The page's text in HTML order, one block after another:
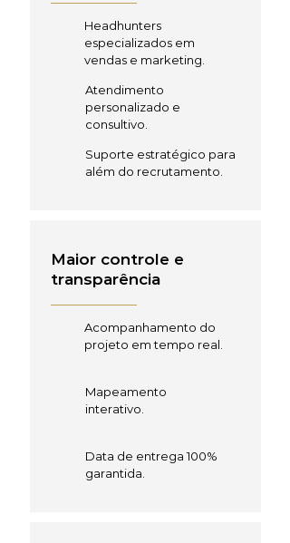
Headhunters
especializados em
vendas e marketing.
Atendimento
personalizado e
consultivo.
Suporte estratégico para
além do recrutamento.
Maior controle e
transparência
Acompanhamento do
projeto em tempo real.
Mapeamento
interativo.
Data de entrega 100%
garantida.